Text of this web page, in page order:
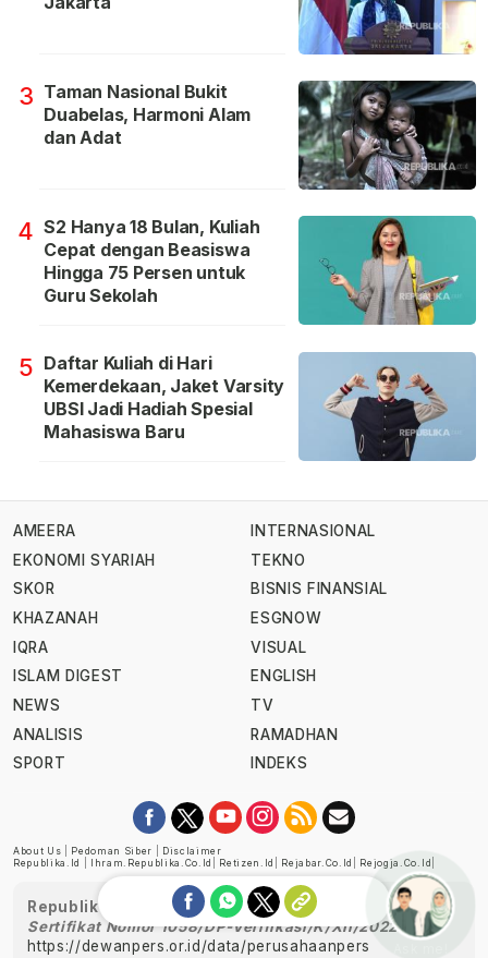
3 Taman Nasional Bukit
Duabelas, Harmoni Alam
dan Adat
4 S2 Hanya 18 Bulan, Kuliah
Cepat dengan Beasiswa
Hingga 75 Persen untuk
Guru Sekolah
5 Daftar Kuliah di Hari
Kemerdekaan, Jaket Varsity
UBSI Jadi Hadiah Spesial
Mahasiswa Baru
AMEERA
EKONOMI SYARIAH
SKOR
KHAZANAH
IQRA
ISLAM DIGEST
NEWS
ANALISIS
SPORT
INTERNASIONAL
TEKNO
BISNIS FINANSIAL
ESGNOW
VISUAL
ENGLISH
TV
RAMADHAN
INDEKS
About Us Pedoman Siber
Disclaimer
Republika.id
Ihram.republika.co.id Retizen.id Rejabar.co.id Rejogja.co.id
Republika telah diverifikasi oleh Dewan Pers
Sertifikat Nomor 1058/DP-Verifikasi/K/XII/2022
https://dewanpers.or.id/data/perusahaanpers